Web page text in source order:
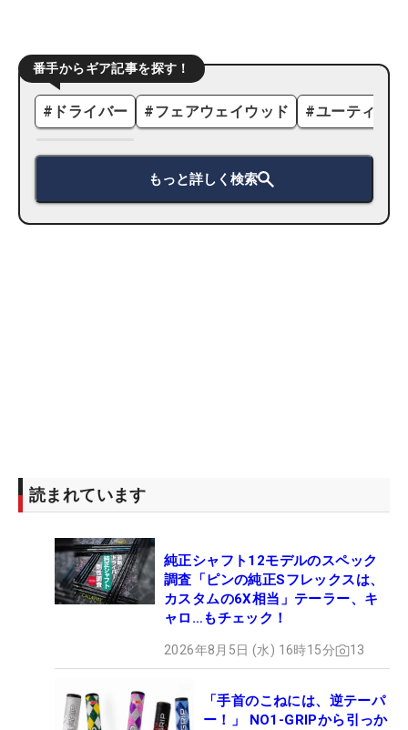
番手からギア記事を探す！
# ドライバー #フェアウェイウッド #ユーティリ
もっと詳しく検索
読まれています
純正シャフト12モデルのスペック
調査「ピンの純正Sフレックスは、
カスタムの6X相当」テーラー、キ
ャロ…もチェック！
2026年8月5日 (水) 16時15分 13
「手首のこねには、逆テーパ
ー！」 NO1-GRIPから引っか